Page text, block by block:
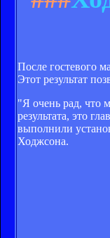
После гостевого
Этот результат
"Я очень рад, что
результата, это
выполнили
Ходжсона.